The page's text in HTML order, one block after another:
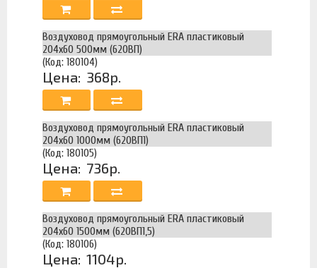
Воздуховод прямоугольный ERA пластиковый
204х60 500мм (620ВП)
(Код: 180104)
Цена: 368р.
Воздуховод прямоугольный ERA пластиковый
204х60 1000мм (620ВП1)
(Код: 180105)
Цена: 736р.
Воздуховод прямоугольный ERA пластиковый
204х60 1500мм (620ВП1,5)
(Код: 180106)
Цена: 1104р.